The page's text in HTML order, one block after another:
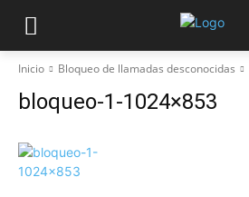
Inicio Bloqueo de llamadas desconocidas
bloqueo-1-1024×853